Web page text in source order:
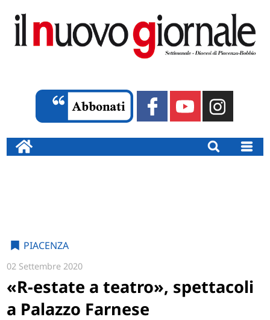
PIACENZA
02 Settembre 2020
«R-estate a teatro», spettacoli
a Palazzo Farnese